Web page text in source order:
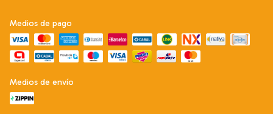
Medios de pago
Medios de envío